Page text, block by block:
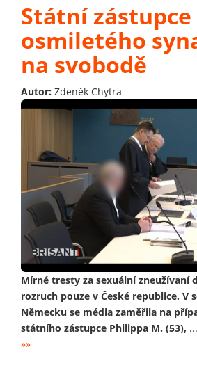
Státní
osmiletého
na svobodě
Autor: Zdeněk Chytra
Mírné tresty za sexuální zneužívaní
rozruch pouze v České republice. V
Německu se média zaměřila na
státního zástupce Philippa M. (53), ...
»»